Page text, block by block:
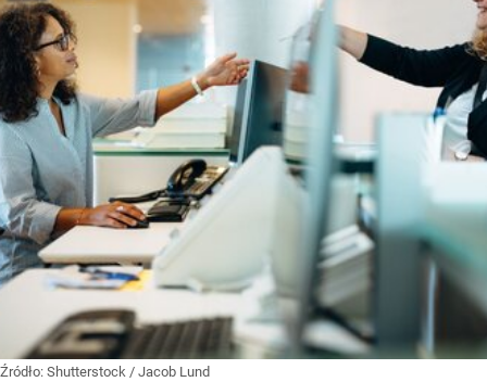
Źródło: Shutterstock / Jacob Lund